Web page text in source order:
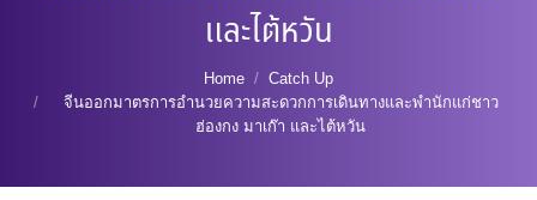
และไต้หวัน
Home
Catch Up
จีนออกมาตรการอำนวยความสะดวกการเดินทางและพำนักแก่ชาว
ฮ่องกง มาเก๊า และไต้หวัน